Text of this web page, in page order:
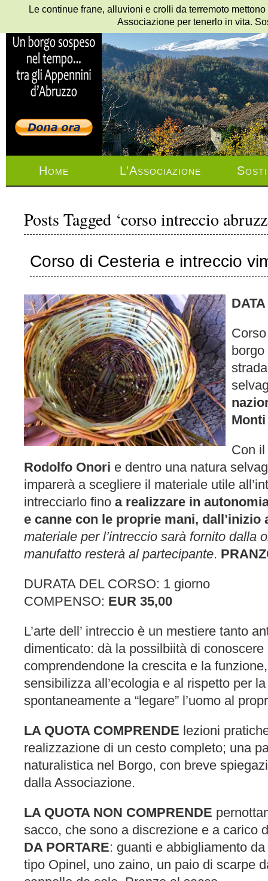
Home L’Associazione
Posts Tagged ‘corso intreccio
Corso di Cesteria e intreccio
DATA
Con il
Rodolfo Onori e dentro una natura
imparerà a scegliere il materiale utile
intrecciarlo fino a realizzare in
e canne con le proprie mani, dall’inizio
materiale per l’intreccio sarà fornito dalla
manufatto resterà al partecipante.
DURATA DEL CORSO: 1 giorno
COMPENSO: EUR 35,00
L’arte dell’ intreccio è un mestiere tanto
dimenticato: dà la possilbiità di conoscere
comprendendone la crescita e la
sensibilizza all’ecologia e al rispetto per
spontaneamente a “legare” l’uomo al
LA QUOTA COMPRENDE lezioni
realizzazione di un cesto completo; una
naturalistica nel Borgo, con breve
dalla Associazione.
LA QUOTA NON COMPRENDE
sacco, che sono a discrezione e a carico
DA PORTARE: guanti e abbigliamento
tipo Opinel, uno zaino, un paio di scarpe
Le continue frane, alluvioni e crolli da terremoto
Associazione per tenerlo in vita.